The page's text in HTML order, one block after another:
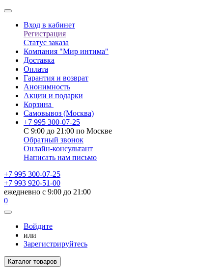
Вход в кабинет
Регистрация
Статус заказа
Компания "Мир интима"
Доставка
Оплата
Гарантия и возврат
Анонимность
Акции и подарки
Корзина
Самовывоз (Москва)
+7 995 300-07-25
С 9:00 до 21:00 по Москве
Обратный звонок
Онлайн-консультант
Написать нам письмо
+7 995 300-07-25
+7 993 920-51-00
ежедневно с 9:00 до 21:00
0
Войдите
или
Зарегистрируйтесь
Каталог товаров